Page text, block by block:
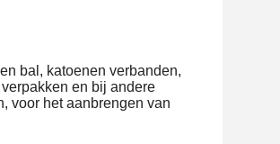
bal, katoenen verbanden,
en bij andere
voor het aanbrengen van